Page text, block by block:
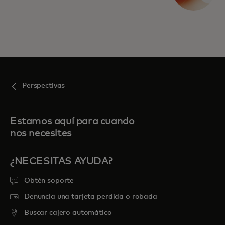
Perspectivas
Estamos aquí para cuando
nos necesites
¿NECESITAS AYUDA?
Obtén soporte
Denuncia una tarjeta perdida o robada
Buscar cajero automático